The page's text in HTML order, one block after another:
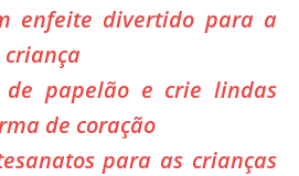
enfeite divertido para a
de papelão e crie lindas
de coração
para as crianças